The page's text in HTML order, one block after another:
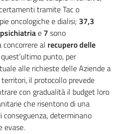
tramite Tac o
oncologiche e dialisi; 37,3
psichiatriae 7 sono
al recupero delle
punto, per
alle richieste delle Aziende a
il protocollo prevede
con gradualità il budget loro
che risentono di una
conseguenza, determinano
evase.